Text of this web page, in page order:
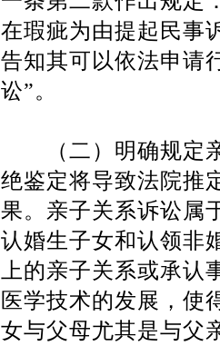
在瑕疵为由提起民事
告知其可以依法申请
讼”。
（二）明确规定亲
绝鉴定将导致法院推
果。亲子关系诉讼属
认婚生子女和认领非
上的亲子关系或承
医学技术的发展，使
女与父母尤其是与父